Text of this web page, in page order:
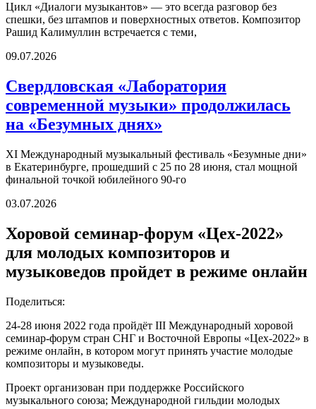
Цикл «Диалоги музыкантов» — это всегда разговор без
спешки, без штампов и поверхностных ответов. Композитор
Рашид Калимуллин встречается с теми,
09.07.2026
​Свердловская «Лаборатория
современной музыки» продолжилась
на «Безумных днях»
XI Международный музыкальный фестиваль «Безумные дни»
в Екатеринбурге, прошедший с 25 по 28 июня, стал мощной
финальной точкой юбилейного 90-го
03.07.2026
Хоровой семинар-форум «Цех-2022»
для молодых композиторов и
музыковедов пройдет в режиме онлайн
Поделиться:
24-28 июня 2022 года пройдёт III Международный хоровой
семинар-форум стран СНГ и Восточной Европы «Цех-2022» в
режиме онлайн, в котором могут принять участие молодые
композиторы и музыковеды.
Проект организован при поддержке Российского
музыкального союза; Международной гильдии молодых